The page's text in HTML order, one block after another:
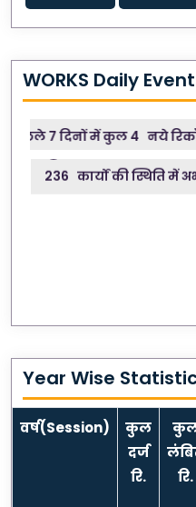
WORKS Daily
7 दिनों में कुल 4 नये रिकॉर्ड
372 कार्य , अनुमानित
236 कार्यों की स्थिति में
Year Wise
वर्ष(Session)
कुल
दर्ज
रि.
रि.